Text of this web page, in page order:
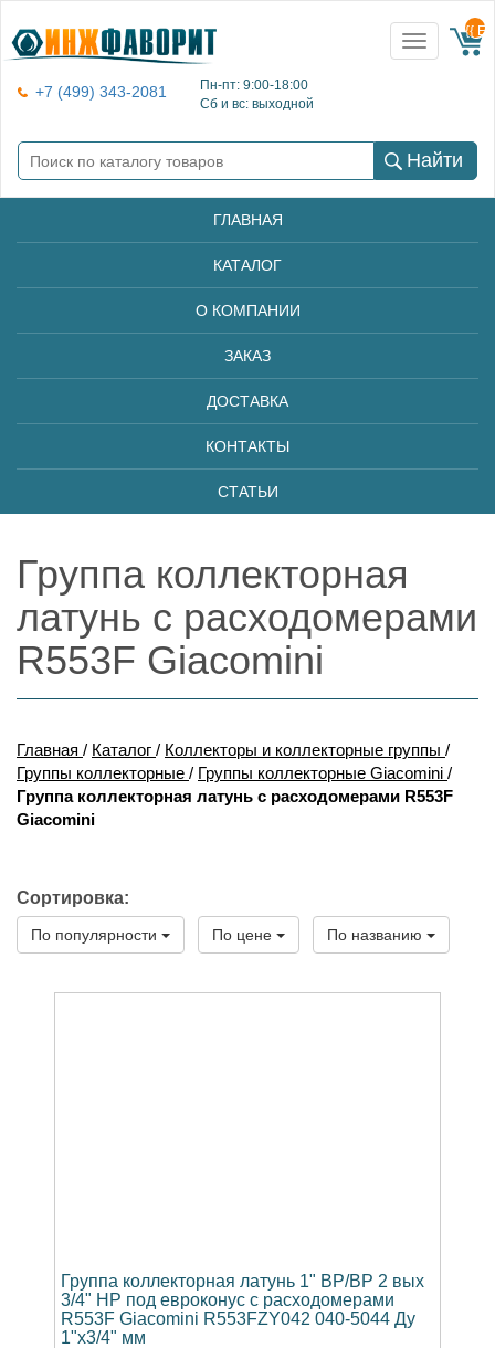
+7 (499) 343-2081
Пн-пт: 9:00-18:00
Сб и вс: выходной
Toggle
navigation
{{
Найти
ГЛАВНАЯ
КАТАЛОГ
О КОМПАНИИ
ЗАКАЗ
ДОСТАВКА
КОНТАКТЫ
СТАТЬИ
Группа коллекторная
латунь с расходомерами
R553F Giacomini
Главная / Каталог / Коллекторы и коллекторные группы /
Группы коллекторные / Группы коллекторные Giacomini /
Группа коллекторная латунь с расходомерами R553F
Giacomini
Сортировка:
По популярности По цене По названию
Группа коллекторная латунь 1" ВР/ВР 2 вых
3/4" НР под евроконус с расходомерами
R553F Giacomini R553FZY042 040-5044 Ду
1"х3/4" мм